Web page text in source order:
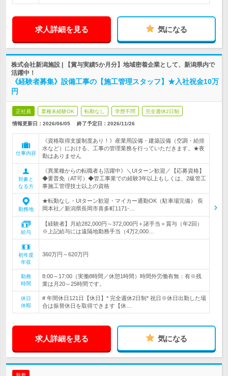
求人詳細を見る 気になる
株式会社新潟施設 | 【賞与実績5か月分】地域密着企業として、新潟県内で
活躍中！
《経験者募集》設備工事の【施工管理スタッフ】★入社祝金10万
円
正社員 業種未経験OK 転勤なし 学歴不問 完全週休2日制
情報更新日：2026/06/05 終了予定日： 2026/11/26
仕事内容
《資格取得支援制度あり！》産業用設備・建築設備（空調・給排
水など）における、工事の管理業務を行っていただきます。★夜
勤はありません
対象と
なる方
《異業種からの転職者も活躍中》＼UIターン歓迎／【応募資格】
◆要普免（AT可）◆管工事業での経験3年以上もしくは、2級管工
事施工管理技士以上の資格
勤務地
★転勤なし・UIターン歓迎・マイカー通勤OK（駐車場完備） 長
岡本社／新潟県長岡市喜多町1171-…
給与
【経験者】月給282,000円～372,000円＋諸手当＋賞与（年2回）
※上記給与には遠隔地勤務手当（4万2,000…
初年度
年収
360万円～620万円
勤務
時間
8:00～17:00（実働8時間／休憩1時間）時間外労働有無：有※残
業は月20～25時間です。
休日
休暇
# 年間休日121日【休日】* 完全週休2日制* 祝日※休日出勤した場
合は振替休日を取得できます【休…
求人詳細を見る 気になる